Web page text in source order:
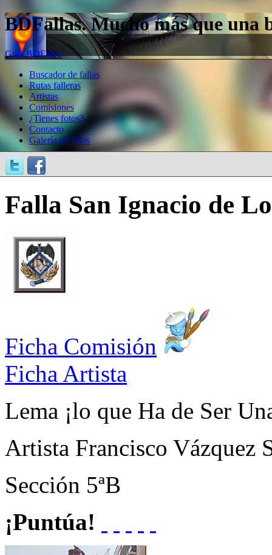
BDFallas. Mucho más que una
Guía BDFallas
Buscador de fallas
Rutas falleras
Artistas
Comisiones
¿Tienes fotos?
Contacto
Galería de fotos
Falla San Ignacio de
Ficha Comisión
Ficha Artista
Lema ¡lo que Ha de Ser
Artista Francisco Vázquez
Sección 5ªB
¡Puntúa!